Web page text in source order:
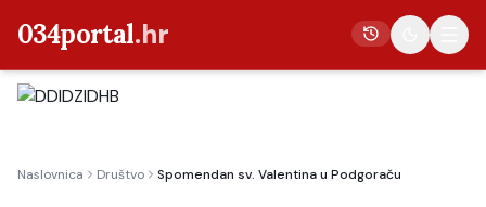
034portal.hr
Crna kronika
Naslovnica Društvo Spomendan sv. Valentina u Podgoraču